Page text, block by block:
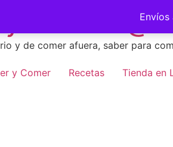
Envíos
y Comer -
y de comer afuera, saber para
y Comer Recetas Tienda en